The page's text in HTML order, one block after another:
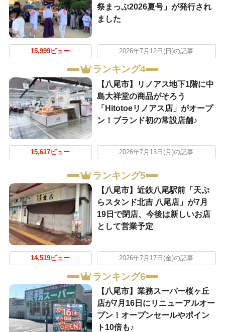
祭まっぷ2026夏号」が発行され
ました
15,999ビュー 2026年7月12日(日)の記事
ランキング4
【八尾市】リノアス地下1階に中
島大祥堂の商品がそろう
「Hitotoeリノアス店」がオープ
ン！ブランド初の常設店舗♪
15,617ビュー 2026年7月13日(月)の記事
ランキング5
【八尾市】近鉄八尾駅前「天ぷ
らスタンド北吉 八尾店」が7月
19日で閉店、今後は新しいお店
として営業予定
14,519ビュー 2026年7月17日(金)の記事
ランキング6
【八尾市】業務スーパー桜ヶ丘
店が7月16日にリニューアルオー
プン！オープンセールやポイン
ト10倍も♪